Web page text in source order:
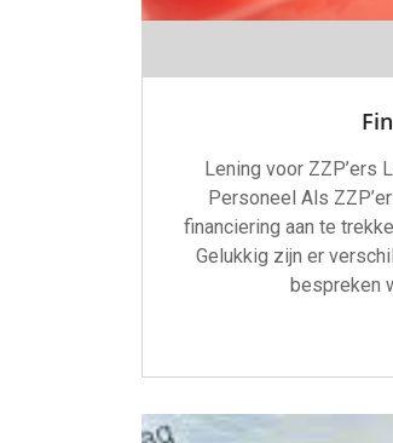
Lening voor ZZP’ers
Personeel Als
financiering aan te
Gelukkig zijn er
bespreken